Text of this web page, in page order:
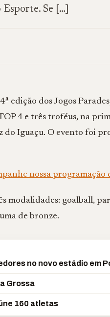
Se […]
edição dos Jogos
4 e três troféus, na
do Iguaçu. O evento foi
nossa programação
modalidades: goalball,
de bronze.
no novo estádio em
Grossa
160 atletas